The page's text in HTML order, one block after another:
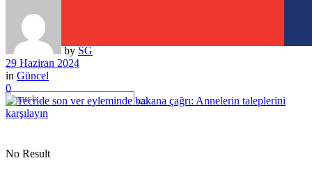
No Result
by SG
29 Haziran 2024
in Güncel
0